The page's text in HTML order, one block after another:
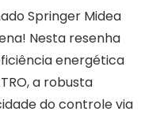
Springer Midea
Nesta resenha
energética
a robusta
do controle via